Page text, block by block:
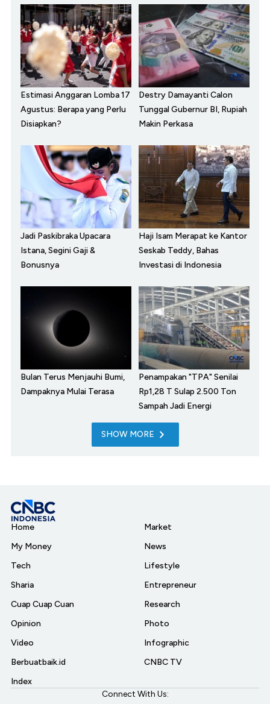
Estimasi Anggaran Lomba 17
Agustus: Berapa yang Perlu
Disiapkan?
Destry Damayanti Calon
Tunggal Gubernur BI, Rupiah
Makin Perkasa
Jadi Paskibraka Upacara
Istana, Segini Gaji &
Bonusnya
Haji Isam Merapat ke Kantor
Seskab Teddy, Bahas
Investasi di Indonesia
Bulan Terus Menjauhi Bumi,
Dampaknya Mulai Terasa
Penampakan "TPA" Senilai
Rp1,28 T Sulap 2.500 Ton
Sampah Jadi Energi
SHOW MORE
Home
My Money
Tech
Sharia
Cuap Cuap Cuan
Opinion
Video
Berbuatbaik.id
Index
Market
News
Lifestyle
Entrepreneur
Research
Photo
Infographic
CNBC TV
Connect With Us: